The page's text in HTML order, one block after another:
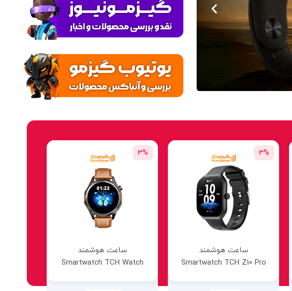
ساعت هوشمند
Smartwatch TCH Watch
3%
ساعت هوشمند
Smartwatch TCH Watch
8%